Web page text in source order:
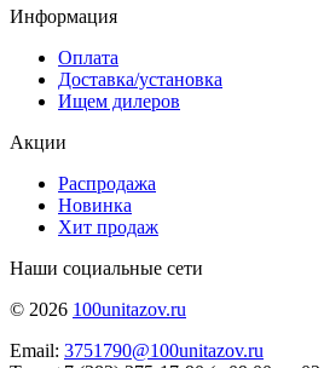
Информация
Оплата
Доставка/установка
Ищем дилеров
Акции
Распродажа
Новинка
Хит продаж
Наши социальные сети
© 2026 100unitazov.ru
Email: 3751790@100unitazov.ru